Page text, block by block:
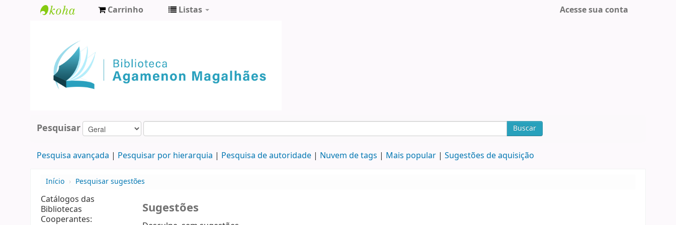
Agamenon
Magalhães
Carrinho Listas Acesse sua conta
Pesquisar Buscar
Pesquisa avançada Pesquisar por hierarquia Pesquisa de autoridade Nuvem de tags Mais popular Sugestões de aquisição
Início › Pesquisar sugestões
Catálogos das
Bibliotecas
Cooperantes:
Sugestões